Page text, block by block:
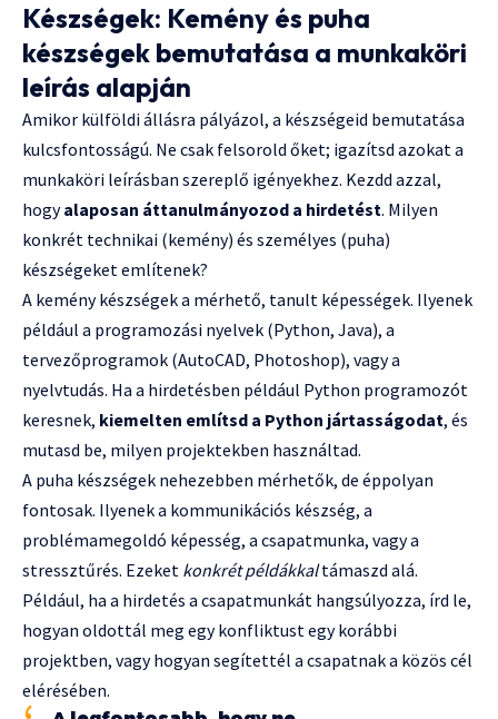
Készségek: Kemény és puha
készségek bemutatása a munkaköri
leírás alapján
Amikor külföldi állásra pályázol, a készségeid bemutatása
kulcsfontosságú. Ne csak felsorold őket; igazítsd azokat a
munkaköri leírásban szereplő igényekhez. Kezdd azzal,
hogyalaposan áttanulmányozod a hirdetést. Milyen
konkrét technikai (kemény) és személyes (puha)
készségeket említenek?
A kemény készségek a mérhető, tanult képességek. Ilyenek
például a programozási nyelvek (Python, Java), a
tervezőprogramok (AutoCAD, Photoshop), vagy a
nyelvtudás. Ha a hirdetésben például Python programozót
keresnek, kiemelten említsd a Python jártasságodat, és
mutasd be, milyen projektekben használtad.
A puha készségek nehezebben mérhetők, de éppolyan
fontosak. Ilyenek a kommunikációs készség, a
problémamegoldó képesség, a csapatmunka, vagy a
stressztűrés. Ezeket konkrét példákkaltámaszd alá.
Például, ha a hirdetés a csapatmunkát hangsúlyozza, írd le,
hogyan oldottál meg egy konfliktust egy korábbi
projektben, vagy hogyan segítettél a csapatnak a közös cél
elérésében.